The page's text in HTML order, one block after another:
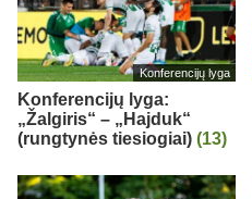
Konferencijų lyga
Konferencijų lyga:
„Žalgiris“ – „Hajduk“
(rungtynės tiesiogiai) (13)